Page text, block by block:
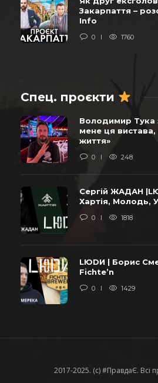
Закарпаття –
Info
0 1760
Спец. проєкти
Володимир Тука
мене ця
життя»
0 248
Сергій ЖАДАН
Хартія, Молодь,
0 1818
LЮDИ | Борис
Fichte’n
0 1429
2017-2025. (c) #ПравдаЄ. Всі